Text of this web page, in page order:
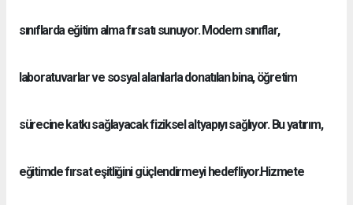
sınıflarda eğitim alma fırsatı sunuyor. Modern sınıflar,
laboratuvarlar ve sosyal alanlarla donatılan bina, öğretim
sürecine katkı sağlayacak fiziksel altyapıyı sağlıyor. Bu yatırım,
eğitimde fırsat eşitliğini güçlendirmeyi hedefliyor.Hizmete